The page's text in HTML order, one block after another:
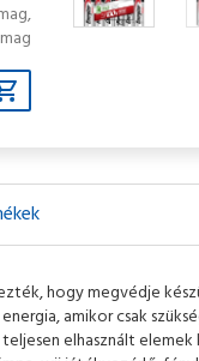
hogy megvédje
amikor csak
elhasznált